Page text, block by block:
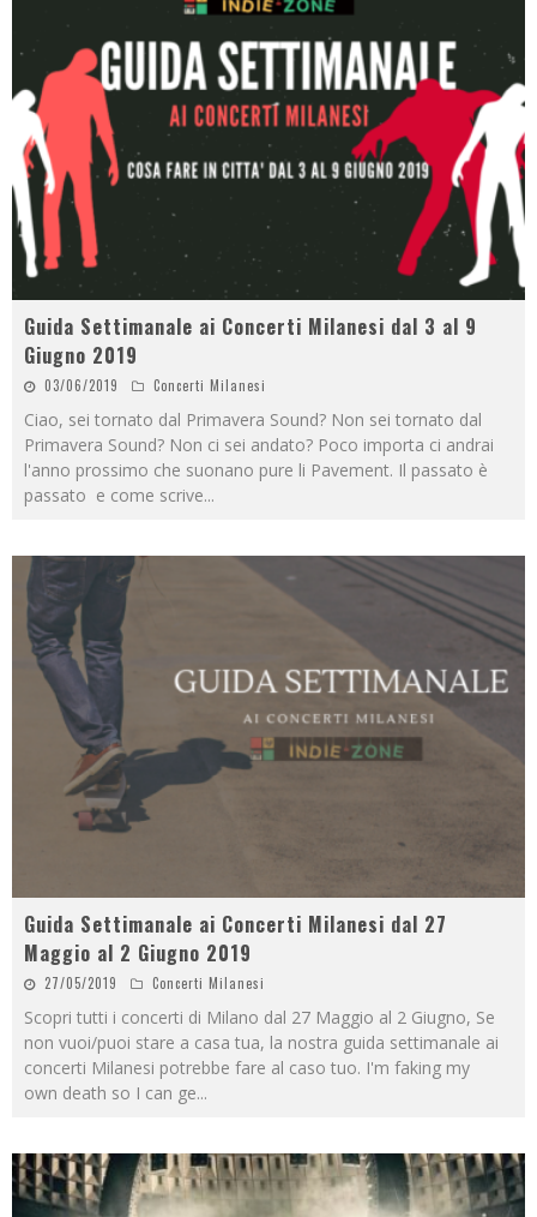
Guida Settimanale ai Concerti Milanesi dal 3 al 9
Giugno 2019
03/06/2019 Concerti Milanesi
Ciao, sei tornato dal Primavera Sound? Non sei tornato dal
Primavera Sound? Non ci sei andato? Poco importa ci andrai
l'anno prossimo che suonano pure li Pavement. Il passato è
passato e come scrive...
Guida Settimanale ai Concerti Milanesi dal 27
Maggio al 2 Giugno 2019
27/05/2019 Concerti Milanesi
Scopri tutti i concerti di Milano dal 27 Maggio al 2 Giugno, Se
non vuoi/puoi stare a casa tua, la nostra guida settimanale ai
concerti Milanesi potrebbe fare al caso tuo. I'm faking my
own death so I can ge...